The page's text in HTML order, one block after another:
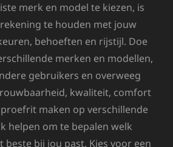
merk en model te kiezen, is
te houden met jouw
behoeften en rijstijl. Doe
merken en modellen,
gebruikers en overweeg
kwaliteit, comfort
maken op verschillende
helpen om te bepalen welk
beste bij jou past. Kies voor een